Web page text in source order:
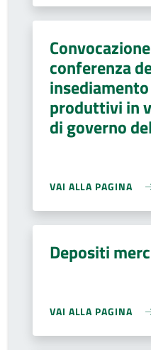
conferenza
produttivi in
di governo
VAI ALLA PAGINA
Depositi
VAI ALLA PAGINA